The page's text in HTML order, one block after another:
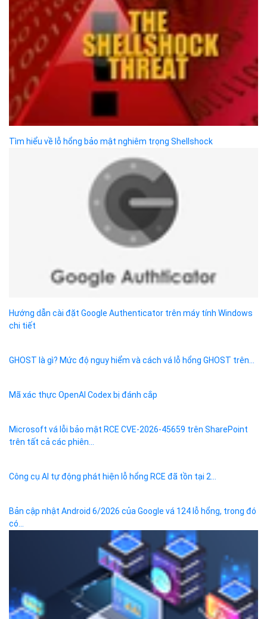
Tìm hiểu về lỗ hổng bảo mật nghiêm trọng Shellshock
Hướng dẫn cài đặt Google Authenticator trên máy tính Windows
chi tiết
GHOST là gì? Mức độ nguy hiểm và cách vá lỗ hổng GHOST trên...
Mã xác thực OpenAI Codex bị đánh cắp
Microsoft vá lỗi bảo mật RCE CVE-2026-45659 trên SharePoint
trên tất cả các phiên...
Công cụ AI tự động phát hiện lỗ hổng RCE đã tồn tại 2...
Bản cập nhật Android 6/2026 của Google vá 124 lỗ hổng, trong đó
có...